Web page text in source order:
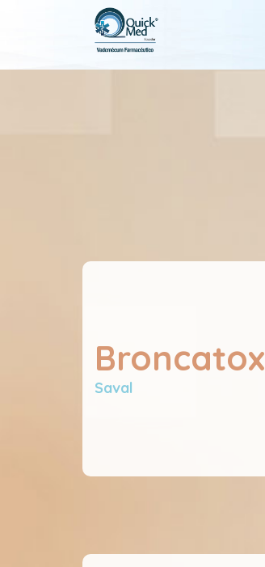
Broncatox
Saval